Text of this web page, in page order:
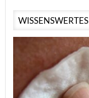
WISSENSWERTES